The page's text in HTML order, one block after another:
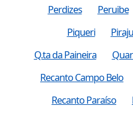
Perdizes
Peruibe
Piqueri
Q.ta da Paineira
Recanto Campo Belo
Recanto Paraíso